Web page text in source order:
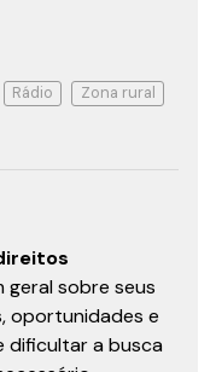
Rádio
Zona rural
sobre seus
oportunidades e
dificultar a busca